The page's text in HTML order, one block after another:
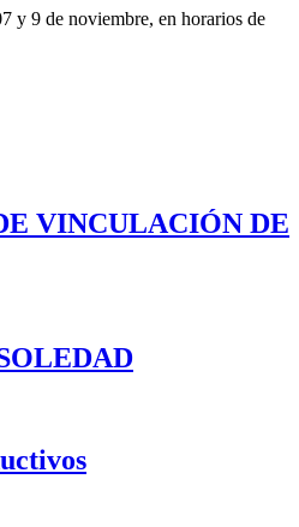
y 9 de noviembre, en horarios de
VINCULACIÓN DE